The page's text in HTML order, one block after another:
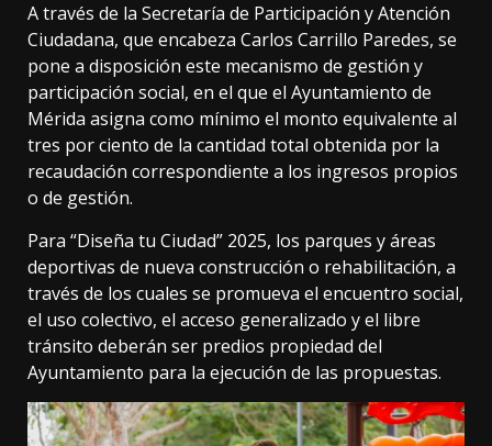
A través de la Secretaría de Participación y Atención
Ciudadana, que encabeza Carlos Carrillo Paredes, se
pone a disposición este mecanismo de gestión y
participación social, en el que el Ayuntamiento de
Mérida asigna como mínimo el monto equivalente al
tres por ciento de la cantidad total obtenida por la
recaudación correspondiente a los ingresos propios
o de gestión.
Para “Diseña tu Ciudad” 2025, los parques y áreas
deportivas de nueva construcción o rehabilitación, a
través de los cuales se promueva el encuentro social,
el uso colectivo, el acceso generalizado y el libre
tránsito deberán ser predios propiedad del
Ayuntamiento para la ejecución de las propuestas.